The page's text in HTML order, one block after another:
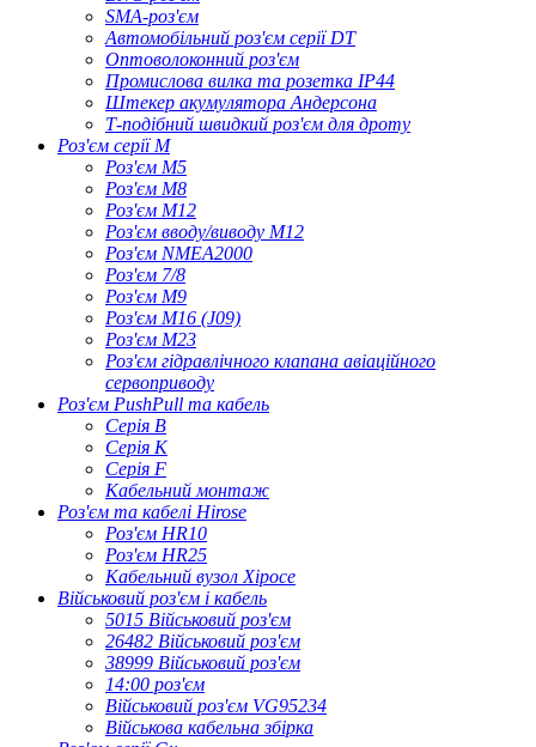
SMA-роз'єм
Автомобільний роз'єм серії DT
Оптоволоконний роз'єм
Промислова вилка та розетка IP44
Штекер акумулятора Андерсона
Т-подібний швидкий роз'єм для дроту
Роз'єм серії M
Роз'єм M5
Роз'єм M8
Роз'єм M12
Роз'єм вводу/виводу M12
Роз'єм NMEA2000
Роз'єм 7/8
Роз'єм M9
Роз'єм M16 (J09)
Роз'єм M23
Роз'єм гідравлічного клапана авіаційного
сервоприводу
Роз'єм PushPull та кабель
Серія B
Серія К
Серія F
Кабельний монтаж
Роз'єм та кабелі Hirose
Роз'єм HR10
Роз'єм HR25
Кабельний вузол Хіросе
Військовий роз'єм і кабель
5015 Військовий роз'єм
26482 Військовий роз'єм
38999 Військовий роз'єм
14:00 роз'єм
Військовий роз'єм VG95234
Військова кабельна збірка